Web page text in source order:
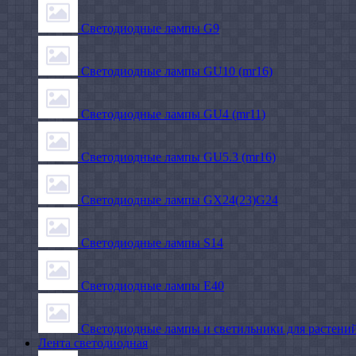
Светодиодные лампы G9
Светодиодные лампы GU10 (mr16)
Светодиодные лампы GU4 (mr11)
Светодиодные лампы GU5.3 (mr16)
Светодиодные лампы GX24(23)G24
Светодиодные лампы S14
Светодиодные лампы Е40
Светодиодные лампы и светильники для
Лента светодиодная